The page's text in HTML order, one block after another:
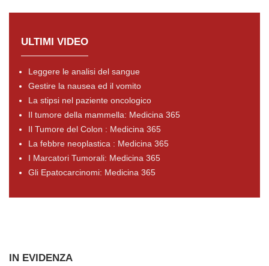
ULTIMI VIDEO
Leggere le analisi del sangue
Gestire la nausea ed il vomito
La stipsi nel paziente oncologico
Il tumore della mammella: Medicina 365
Il Tumore del Colon : Medicina 365
La febbre neoplastica : Medicina 365
I Marcatori Tumorali: Medicina 365
Gli Epatocarcinomi: Medicina 365
IN EVIDENZA